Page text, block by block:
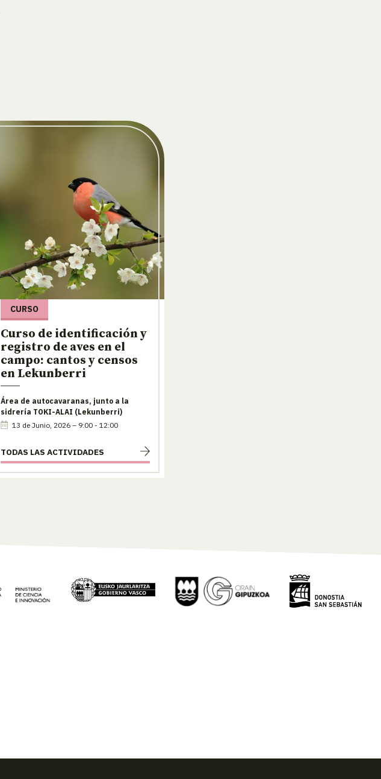
CURSO
Curso de identificación y
registro de aves en el
campo: cantos y censos
en Lekunberri
Área de autocavaranas, junto a la
sidrería TOKI-ALAI (Lekunberri)
13 de Junio, 2026 – 9:00 - 12:00
TODAS LAS ACTIVIDADES